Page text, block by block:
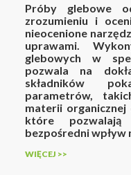
Próby glebowe
zrozumieniu i
nieocenione
uprawami.
glebowych w
pozwala na
składników
parametrów,
materii
które
bezpośredni wpływ
WIĘCEJ >>